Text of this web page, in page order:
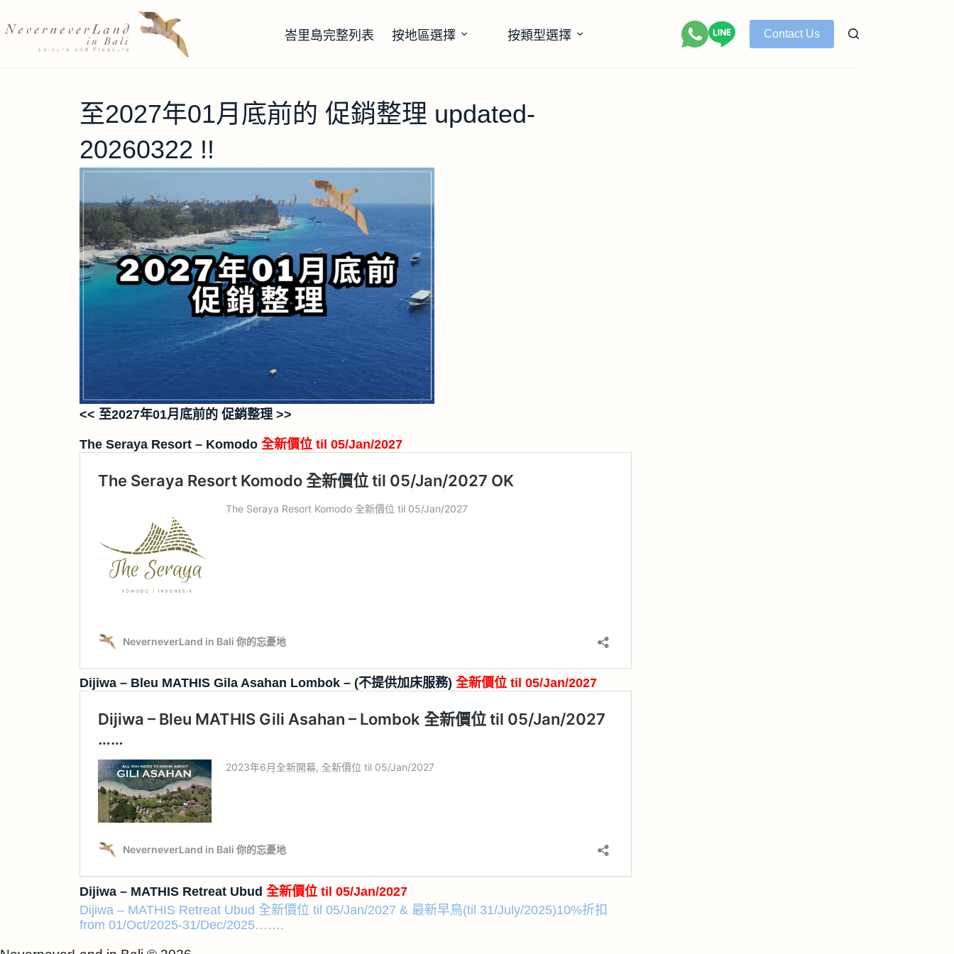
峇里島完整列表 按地區選擇 按類型選擇 Contact Us
至2027年01月底前的 促銷整理 updated-
20260322 !!
<< 至2027年01月底前的 促銷整理 >>
The Seraya Resort – Komodo 全新價位 til 05/Jan/2027
Dijiwa – Bleu MATHIS Gila Asahan Lombok – (不提供加床服務) 全新價位 til 05/Jan/2027
Dijiwa – MATHIS Retreat Ubud 全新價位 til 05/Jan/2027
Dijiwa – MATHIS Retreat Ubud 全新價位 til 05/Jan/2027 & 最新早鳥(til 31/July/2025)10%折扣
from 01/Oct/2025-31/Dec/2025…….